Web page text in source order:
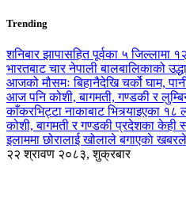
Trending
शनिबार झापासहित पूर्वका ५ जिल्लामा
भारतबाट चार नेपाली बालबालिकाको
आजको मौसमः बिहानैदेखि चर्को घाम,
आज पनि कोशी, बागमती, गण्डकी र
काँकरभिट्टा नाकाबाट भित्र्याइएका
कोशी, बागमती र गण्डकी प्रदेशका केही
इलाममा छोरालाई खोलाले बगाएकाे
२२ श्रावण २०८३, शुक्रबार